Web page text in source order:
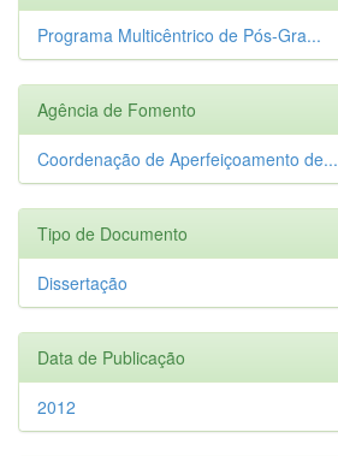
Programa Multicêntrico de Pós-Gra...
Agência de Fomento
Coordenação de Aperfeiçoamento de...
Tipo de Documento
Dissertação
Data de Publicação
2012